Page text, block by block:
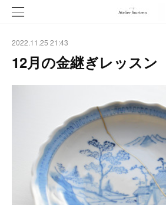
2022.11.25 21:43
12月の金継ぎレッスン